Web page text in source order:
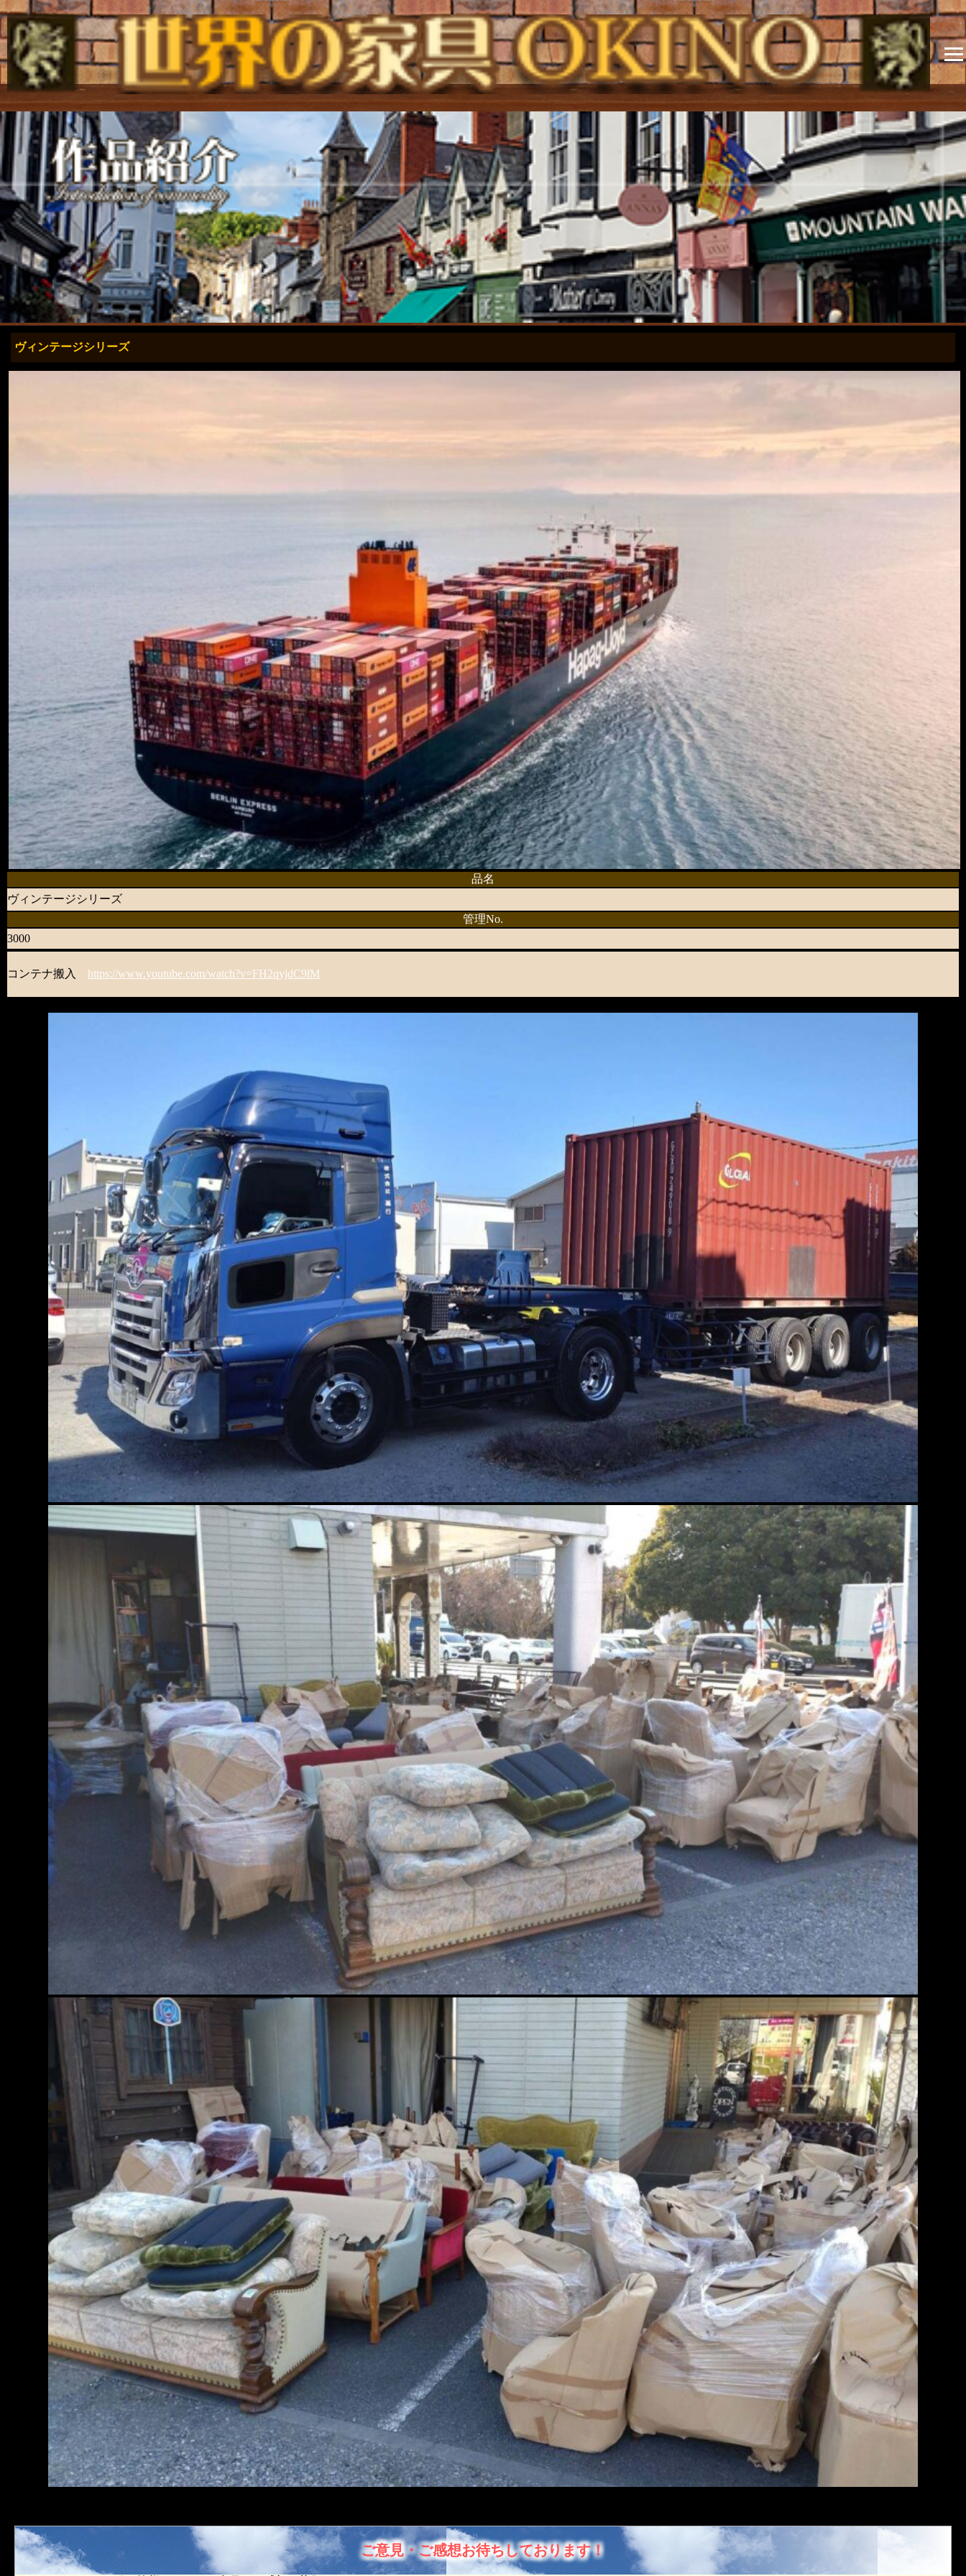
ヴィンテージシリーズ
品名
ヴィンテージシリーズ
管理No.
3000
コンテナ搬入 https://www.youtube.com/watch?v=FH2qyjdC9lM
ご意見・ご感想お待ちしております！